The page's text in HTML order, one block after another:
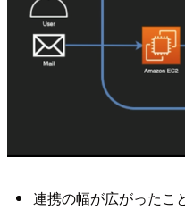
連携の幅が広がったこ